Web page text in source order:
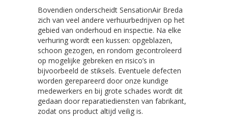
Bovendien onderscheidt SensationAir Breda
zich van veel andere verhuurbedrijven op het
gebied van onderhoud en inspectie. Na elke
verhuring wordt een kussen: opgeblazen,
schoon gezogen, en rondom gecontroleerd
op mogelijke gebreken en risico’s in
bijvoorbeeld de stiksels. Eventuele defecten
worden gerepareerd door onze kundige
medewerkers en bij grote schades wordt dit
gedaan door reparatiediensten van fabrikant,
zodat ons product altijd veilig is.